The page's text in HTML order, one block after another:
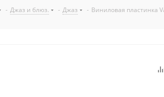
- Джаз и блюз. - Джаз - Виниловая пластинка